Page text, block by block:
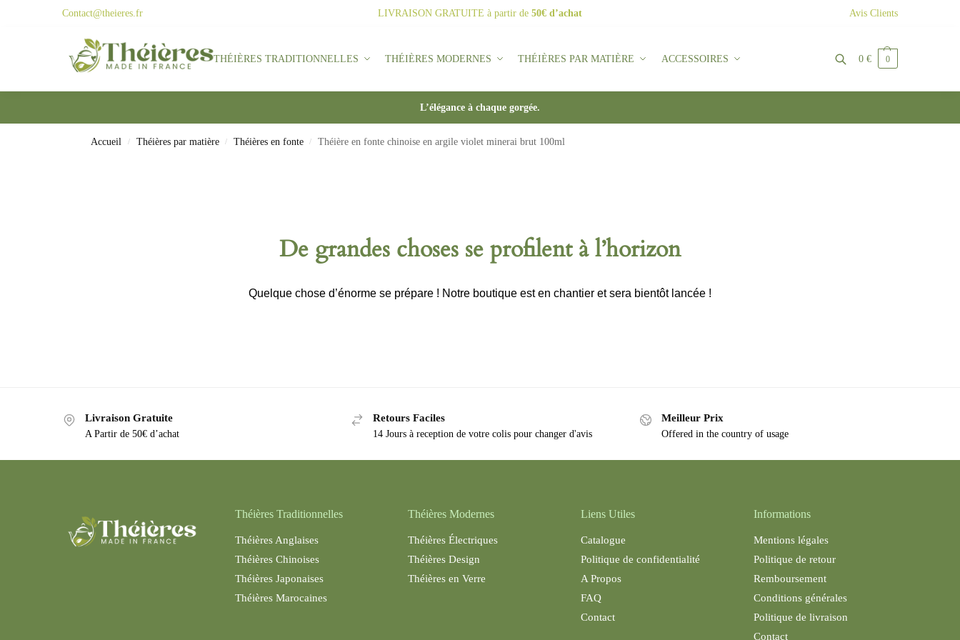
Contact@theieres.fr LIVRAISON GRATUITE à partir de 50€ d’achat Avis Clients
THÉIÈRES TRADITIONNELLES THÉIÈRES MODERNES THÉIÈRES PAR MATIÈRE ACCESSOIRES
Search
0 € 0
L’élégance à chaque gorgée.
Accueil / Théières par matière / Théières en fonte / Théière en fonte chinoise en argile violet minerai brut 100ml
De grandes choses se profilent à l’horizon
Quelque chose d’énorme se prépare ! Notre boutique est en chantier et sera bientôt lancée !
Livraison Gratuite
A Partir de 50€ d’achat
Retours Faciles
14 Jours à reception de votre colis pour changer d'avis
Meilleur Prix
Offered in the country of usage
Théières Traditionnelles
Théières Anglaises
Théières Chinoises
Théières Japonaises
Théières Marocaines
Théières Modernes
Théières Électriques
Théières Design
Théières en Verre
Liens Utiles
Catalogue
Politique de confidentialité
A Propos
FAQ
Contact
Informations
Mentions légales
Politique de retour
Remboursement
Conditions générales
Politique de livraison
Contact